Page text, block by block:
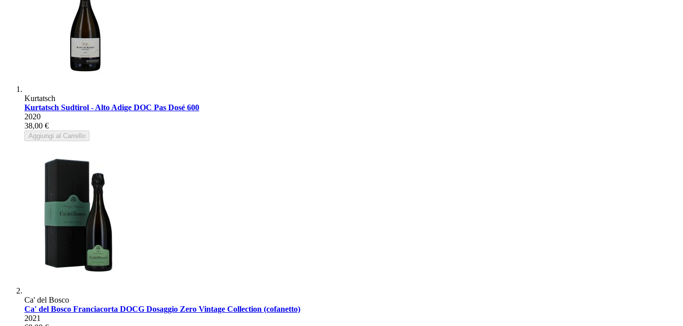
Kurtatsch
Kurtatsch Sudtirol - Alto Adige DOC Pas Dosé 600
2020
38,00 €
Aggiungi al Carrello
Ca' del Bosco
Ca' del Bosco Franciacorta DOCG Dosaggio Zero Vintage Collection (cofanetto)
2021